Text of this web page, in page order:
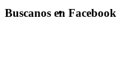
Buscanos en Facebook